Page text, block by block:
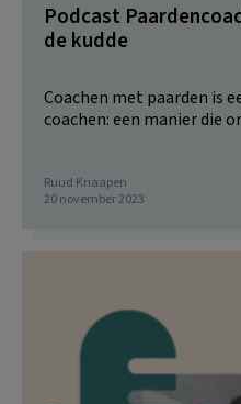
Podcast
de kudde
Coachen met paarden is
coachen: een manier die
Ruud Knaapen
20 november 2023